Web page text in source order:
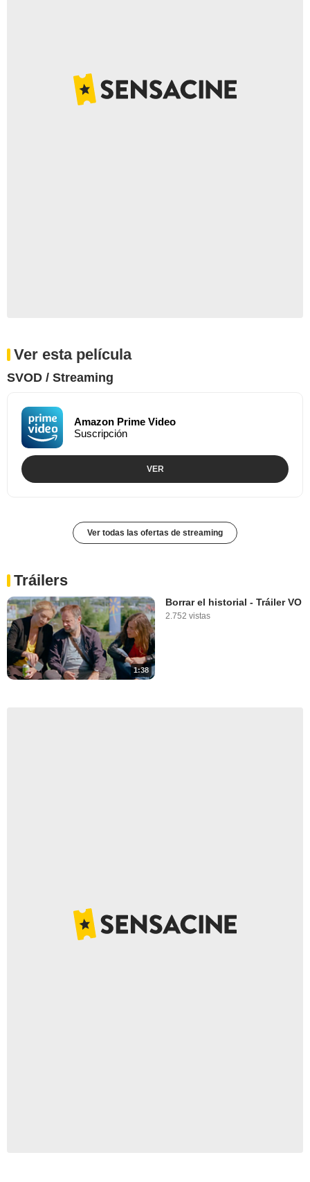
Ver esta película
SVOD / Streaming
Amazon Prime Video
Suscripción
VER
Ver todas las ofertas de streaming
Tráilers
1:38
Borrar el historial - Tráiler VO
2.752 vistas